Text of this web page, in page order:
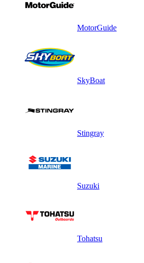
MotorGuide
SkyBoat
Stingray
Suzuki
Tohatsu